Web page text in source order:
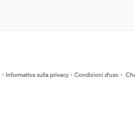
· Informativa sulla privacy · Condizioni d'uso ·